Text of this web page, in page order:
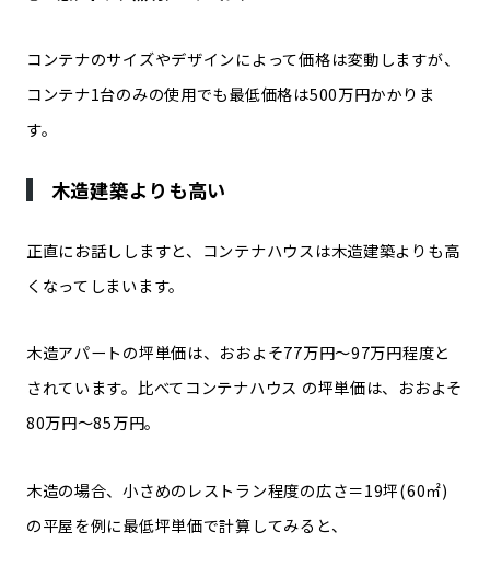
コンテナのサイズやデザインによって価格は変動しますが、
コンテナ1台のみの使用でも最低価格は500万円かかりま
す。
木造建築よりも高い
正直にお話ししますと、コンテナハウスは木造建築よりも高
くなってしまいます。
木造アパートの坪単価は、おおよそ77万円〜97万円程度と
されています。比べてコンテナハウス の坪単価は、おおよそ
80万円〜85万円。
木造の場合、小さめのレストラン程度の広さ＝19坪(60㎡)
の平屋を例に最低坪単価で計算してみると、